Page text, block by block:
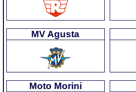
MV Agusta
Moto Morini